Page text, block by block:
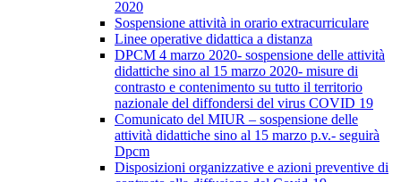
2020
Sospensione attività in orario extracurriculare
Linee operative didattica a distanza
DPCM 4 marzo 2020- sospensione delle attività
didattiche sino al 15 marzo 2020- misure di
contrasto e contenimento su tutto il territorio
nazionale del diffondersi del virus COVID 19
Comunicato del MIUR – sospensione delle
attività didattiche sino al 15 marzo p.v.- seguirà
Dpcm
Disposizioni organizzative e azioni preventive di